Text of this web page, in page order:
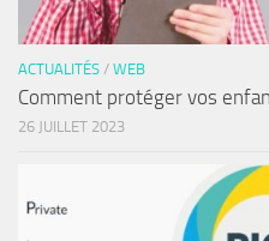
ACTUALITÉS / WEB
Comment protéger vos
26 JUILLET 2023